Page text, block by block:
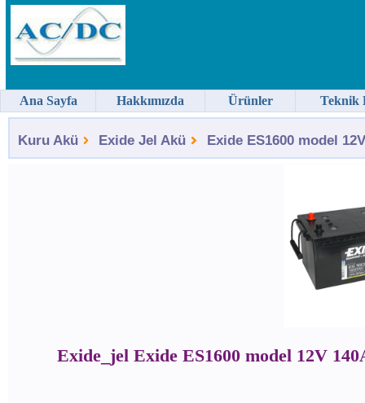
Kuru Akü Exide Jel Akü Exide ES1600 model
Exide_jel Exide ES1600 model 12V
Ana Sayfa Hakkımızda Ürünler Teknik